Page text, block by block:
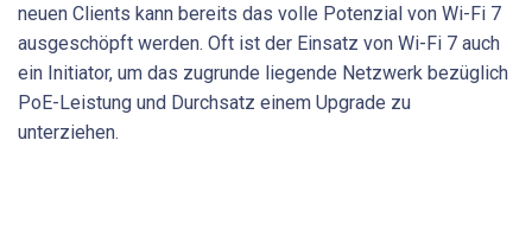
neuen Clients kann bereits das volle Potenzial von Wi-Fi 7
ausgeschöpft werden. Oft ist der Einsatz von Wi-Fi 7 auch
ein Initiator, um das zugrunde liegende Netzwerk bezüglich
PoE-Leistung und Durchsatz einem Upgrade zu
unterziehen.